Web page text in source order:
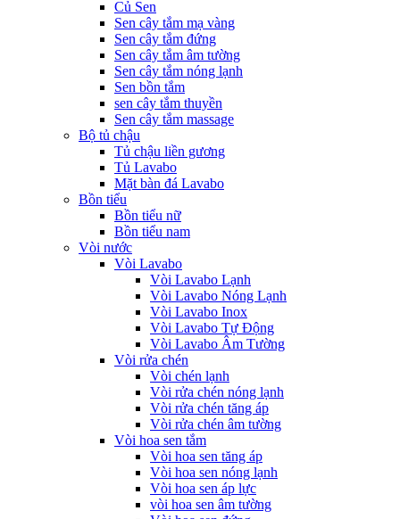
Củ Sen
Sen cây tắm mạ vàng
Sen cây tắm đứng
Sen cây tắm âm tường
Sen cây tắm nóng lạnh
Sen bồn tắm
sen cây tắm thuyền
Sen cây tắm massage
Bộ tủ chậu
Tủ chậu liền gương
Tủ Lavabo
Mặt bàn đá Lavabo
Bồn tiểu
Bồn tiểu nữ
Bồn tiểu nam
Vòi nước
Vòi Lavabo
Vòi Lavabo Lạnh
Vòi Lavabo Nóng Lạnh
Vòi Lavabo Inox
Vòi Lavabo Tự Động
Vòi Lavabo Âm Tường
Vòi rửa chén
Vòi chén lạnh
Vòi rửa chén nóng lạnh
Vòi rửa chén tăng áp
Vòi rửa chén âm tường
Vòi hoa sen tắm
Vòi hoa sen tăng áp
Vòi hoa sen nóng lạnh
Vòi hoa sen áp lực
vòi hoa sen âm tường